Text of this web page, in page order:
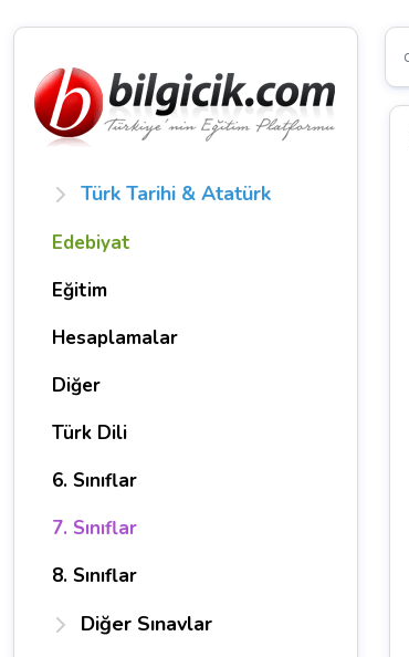
Türk Tarihi & Atatürk
Edebiyat
Eğitim
Hesaplamalar
Diğer
Türk Dili
6. Sınıflar
7. Sınıflar
8. Sınıflar
Diğer Sınavlar